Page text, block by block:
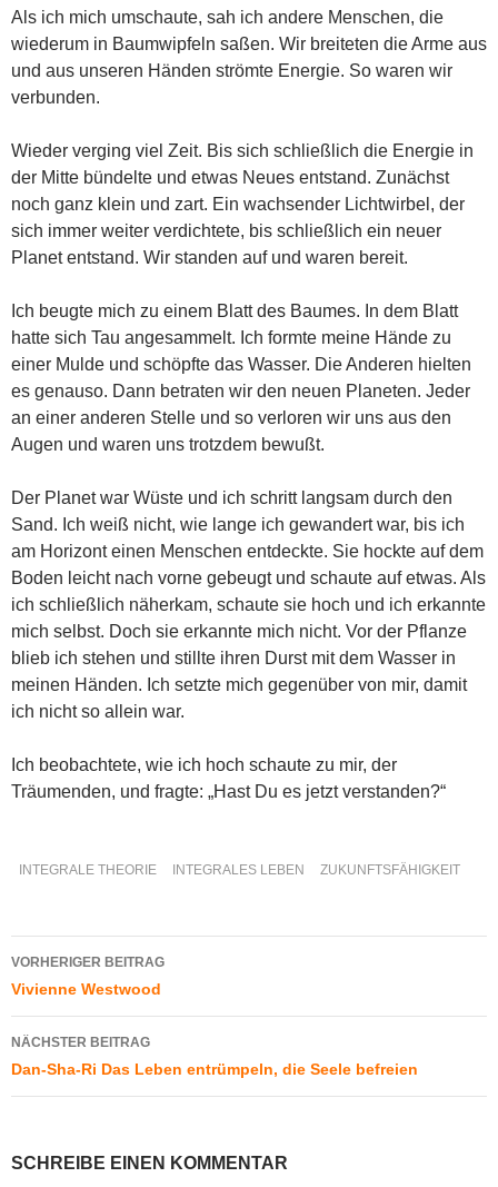
Als ich mich umschaute, sah ich andere Menschen, die
wiederum in Baumwipfeln saßen. Wir breiteten die Arme aus
und aus unseren Händen strömte Energie. So waren wir
verbunden.
Wieder verging viel Zeit. Bis sich schließlich die Energie in
der Mitte bündelte und etwas Neues entstand. Zunächst
noch ganz klein und zart. Ein wachsender Lichtwirbel, der
sich immer weiter verdichtete, bis schließlich ein neuer
Planet entstand. Wir standen auf und waren bereit.
Ich beugte mich zu einem Blatt des Baumes. In dem Blatt
hatte sich Tau angesammelt. Ich formte meine Hände zu
einer Mulde und schöpfte das Wasser. Die Anderen hielten
es genauso. Dann betraten wir den neuen Planeten. Jeder
an einer anderen Stelle und so verloren wir uns aus den
Augen und waren uns trotzdem bewußt.
Der Planet war Wüste und ich schritt langsam durch den
Sand. Ich weiß nicht, wie lange ich gewandert war, bis ich
am Horizont einen Menschen entdeckte. Sie hockte auf dem
Boden leicht nach vorne gebeugt und schaute auf etwas. Als
ich schließlich näherkam, schaute sie hoch und ich erkannte
mich selbst. Doch sie erkannte mich nicht. Vor der Pflanze
blieb ich stehen und stillte ihren Durst mit dem Wasser in
meinen Händen. Ich setzte mich gegenüber von mir, damit
ich nicht so allein war.
Ich beobachtete, wie ich hoch schaute zu mir, der
Träumenden, und fragte: „Hast Du es jetzt verstanden?“
INTEGRALE THEORIE INTEGRALES LEBEN ZUKUNFTSFÄHIGKEIT
Beitragsnavigation
VORHERIGER BEITRAG
Vivienne Westwood
NÄCHSTER BEITRAG
Dan-Sha-Ri Das Leben entrümpeln, die Seele befreien
SCHREIBE EINEN KOMMENTAR